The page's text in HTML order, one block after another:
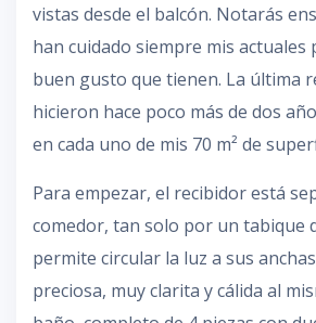
vistas desde el balcón. Notarás
han cuidado siempre mis actuales
buen gusto que tienen. La última
hicieron hace poco más de dos
en cada uno de mis 70 m² de
Para empezar, el recibidor está
comedor, tan solo por un tabique
permite circular la luz a sus
preciosa, muy clarita y cálida al